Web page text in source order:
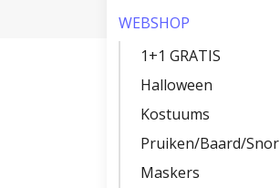
WEBSHOP
1+1 GRATIS
Halloween
Kostuums
Pruiken/Baard/Snor
Maskers